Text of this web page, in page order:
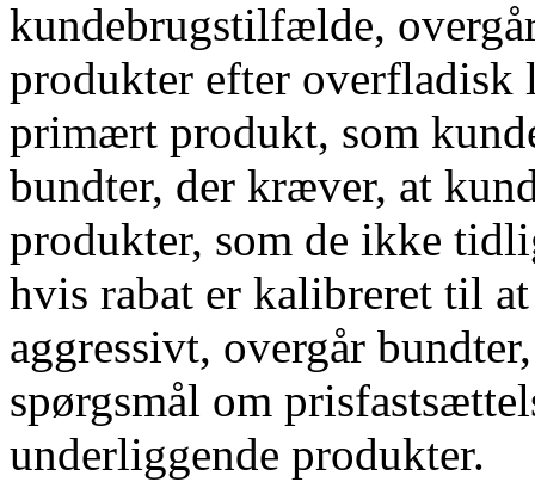
kundebrugstilfælde,
produkter efter overfladisk
primært produkt, som
bundter, der kræver, at
produkter, som de ikke
hvis rabat er kalibreret til
aggressivt, overgår
spørgsmål om
underliggende produkter.